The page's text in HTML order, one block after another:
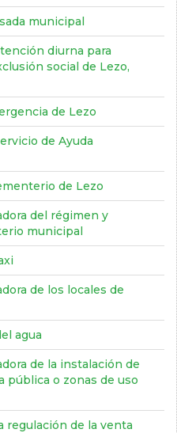
municipal
diurna para
social de Lezo,
de Lezo
de Ayuda
de Lezo
del régimen y
municipal
de los locales de
agua
de la instalación de
pública o zonas de uso
regulación de la venta